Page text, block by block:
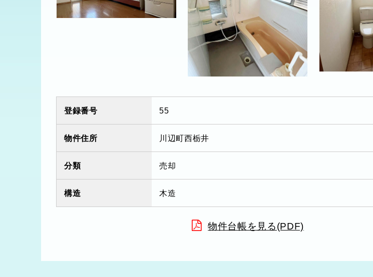
登録番号 55
物件住所 川辺町西栃井
分類 売却
構造 木造
物件台帳を見る(PDF)